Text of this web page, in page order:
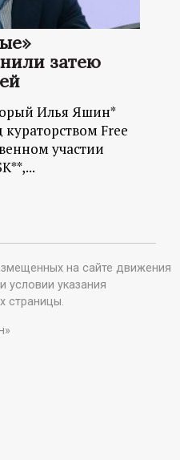
затею
Илья Яшин*
Free
участии
на сайте движения
условии указания
страницы.